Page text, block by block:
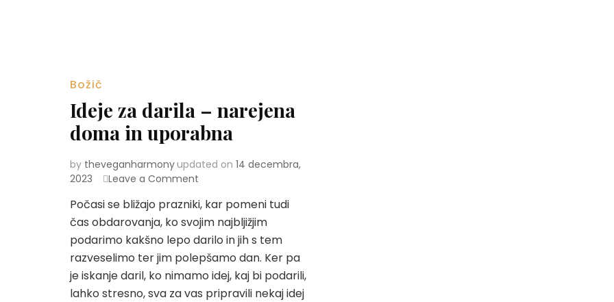
Božič
Ideje za darila – narejena
doma in uporabna
by theveganharmonyupdated on 14 decembra,
2023
Leave a Comment
za
darila
–
narejena
doma
in
uporabna
Počasi se bližajo prazniki, kar pomeni tudi
čas obdarovanja, ko svojim najbljižjim
podarimo kakšno lepo darilo in jih s tem
razveselimo ter jim polepšamo dan. Ker pa
je iskanje daril, ko nimamo idej, kaj bi podarili,
lahko stresno, sva za vas pripravili nekaj idej